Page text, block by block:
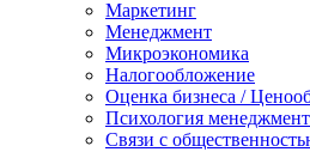
Маркетинг
Менеджмент
Микроэкономика
Налогообложение
Оценка бизнеса /
Психология
Связи с